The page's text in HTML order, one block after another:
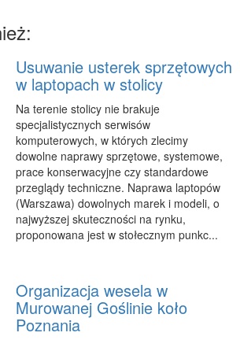
i Rekreacyjne
Prawne
Usuwanie usterek sprzętowych
w laptopach w stolicy
Na terenie stolicy nie brakuje
specjalistycznych serwisów
komputerowych, w których zlecimy
dowolne naprawy sprzętowe, systemowe,
prace konserwacyjne czy standardowe
przeglądy techniczne. Naprawa laptopów
(Warszawa) dowolnych marek i modeli, o
najwyższej skuteczności na rynku,
proponowana jest w stołecznym punkc...
Organizacja wesela w
Murowanej Goślinie koło
Poznania